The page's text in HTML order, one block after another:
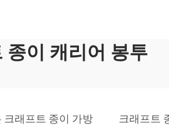
종이 캐리어 봉투
크래프트 종이 가방 크래프트